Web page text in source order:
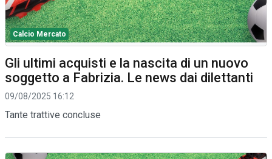
Calcio Mercato
Gli ultimi acquisti e la nascita di un nuovo
soggetto a Fabrizia. Le news dai dilettanti
09/08/2025 16:12
Tante trattive concluse